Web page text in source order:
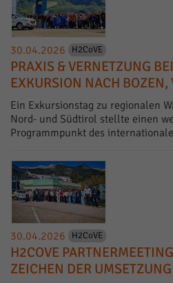
30.04.2026 H2CoVE
PRAXIS & VERNETZUNG
EXKURSION NACH
Ein Exkursionstag zu regionalen
Nord- und Südtirol stellte einen
Programmpunkt des
30.04.2026 H2CoVE
H2COVE
ZEICHEN DER